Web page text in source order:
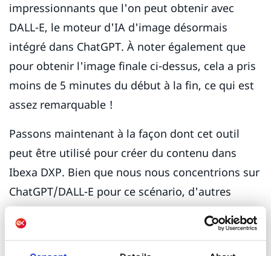
impressionnants que l'on peut obtenir avec
DALL-E, le moteur d'IA d'image désormais
intégré dans ChatGPT. À noter également que
pour obtenir l'image finale ci-dessus, cela a pris
moins de 5 minutes du début à la fin, ce qui est
assez remarquable !
Passons maintenant à la façon dont cet outil
peut être utilisé pour créer du contenu dans
Ibexa DXP. Bien que nous nous concentrions sur
ChatGPT/DALL-E pour ce scénario, d'autres
outils d'IA pour les images fonctionnent sur un
principe similaire si vous utilisez une API